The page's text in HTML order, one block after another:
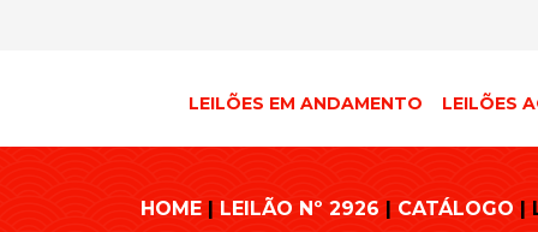
LEILÕES EM ANDAMENTO LEILÕES
HOME | LEILÃO Nº 2926 | CATÁLOGO |